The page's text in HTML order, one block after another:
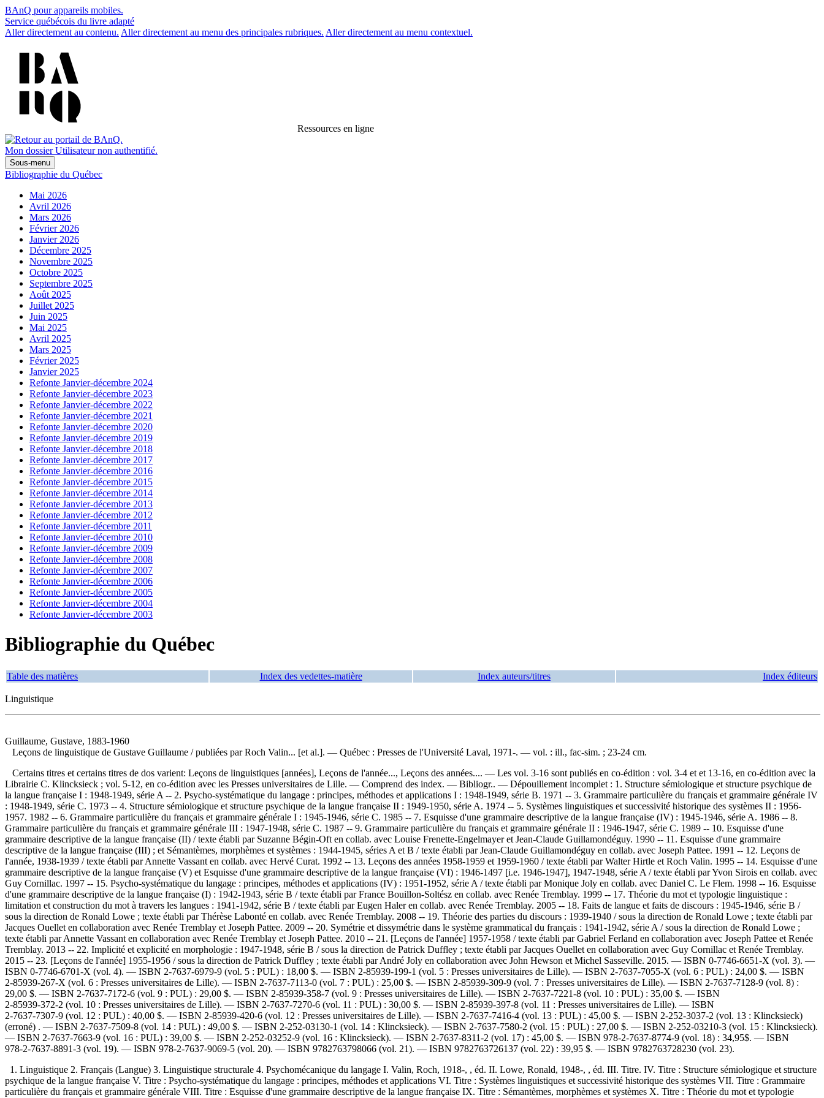
BAnQ pour appareils mobiles.
Service québécois du livre adapté
Aller directement au contenu. Aller directement au menu des principales rubriques. Aller directement au menu contextuel.
Ressources en ligne
Mon dossier Utilisateur non authentifié.
Sous-menu
Bibliographie du Québec
Mai 2026
Avril 2026
Mars 2026
Février 2026
Janvier 2026
Décembre 2025
Novembre 2025
Octobre 2025
Septembre 2025
Août 2025
Juillet 2025
Juin 2025
Mai 2025
Avril 2025
Mars 2025
Février 2025
Janvier 2025
Refonte Janvier-décembre 2024
Refonte Janvier-décembre 2023
Refonte Janvier-décembre 2022
Refonte Janvier-décembre 2021
Refonte Janvier-décembre 2020
Refonte Janvier-décembre 2019
Refonte Janvier-décembre 2018
Refonte Janvier-décembre 2017
Refonte Janvier-décembre 2016
Refonte Janvier-décembre 2015
Refonte Janvier-décembre 2014
Refonte Janvier-décembre 2013
Refonte Janvier-décembre 2012
Refonte Janvier-décembre 2011
Refonte Janvier-décembre 2010
Refonte Janvier-décembre 2009
Refonte Janvier-décembre 2008
Refonte Janvier-décembre 2007
Refonte Janvier-décembre 2006
Refonte Janvier-décembre 2005
Refonte Janvier-décembre 2004
Refonte Janvier-décembre 2003
Bibliographie du Québec
Table des matières Index des vedettes-matière Index auteurs/titres Index éditeurs
Linguistique
Guillaume, Gustave, 1883-1960
Leçons de linguistique de Gustave Guillaume / publiées par Roch Valin... [et al.]. — Québec : Presses de l'Université Laval, 1971-. — vol. : ill., fac-sim. ; 23-24 cm.
Certains titres et certains titres de dos varient: Leçons de linguistiques [années], Leçons de l'année..., Leçons des années.... — Les vol. 3-16 sont publiés en co-édition : vol. 3-4 et et 13-16, en co-édition avec la
Librairie C. Klincksieck ; vol. 5-12, en co-édition avec les Presses universitaires de Lille. — Comprend des index. — Bibliogr.. — Dépouillement incomplet : 1. Structure sémiologique et structure psychique de
la langue française I : 1948-1949, série A -- 2. Psycho-systématique du langage : principes, méthodes et applications I : 1948-1949, série B. 1971 -- 3. Grammaire particulière du français et grammaire générale IV
: 1948-1949, série C. 1973 -- 4. Structure sémiologique et structure psychique de la langue française II : 1949-1950, série A. 1974 -- 5. Systèmes linguistiques et successivité historique des systèmes II : 1956-
1957. 1982 -- 6. Grammaire particulière du français et grammaire générale I : 1945-1946, série C. 1985 -- 7. Esquisse d'une grammaire descriptive de la langue française (IV) : 1945-1946, série A. 1986 -- 8.
Grammaire particulière du français et grammaire générale III : 1947-1948, série C. 1987 -- 9. Grammaire particulière du français et grammaire générale II : 1946-1947, série C. 1989 -- 10. Esquisse d'une
grammaire descriptive de la langue française (II) / texte établi par Suzanne Bégin-Oft en collab. avec Louise Frenette-Engelmayer et Jean-Claude Guillamondéguy. 1990 -- 11. Esquisse d'une grammaire
descriptive de la langue française (III) ; et Sémantèmes, morphèmes et systèmes : 1944-1945, séries A et B / texte établi par Jean-Claude Guillamondéguy en collab. avec Joseph Pattee. 1991 -- 12. Leçons de
l'année, 1938-1939 / texte établi par Annette Vassant en collab. avec Hervé Curat. 1992 -- 13. Leçons des années 1958-1959 et 1959-1960 / texte établi par Walter Hirtle et Roch Valin. 1995 -- 14. Esquisse d'une
grammaire descriptive de la langue française (V) et Esquisse d'une grammaire descriptive de la langue française (VI) : 1946-1497 [i.e. 1946-1947], 1947-1948, série A / texte établi par Yvon Sirois en collab. avec
Guy Cornillac. 1997 -- 15. Psycho-systématique du langage : principes, méthodes et applications (IV) : 1951-1952, série A / texte établi par Monique Joly en collab. avec Daniel C. Le Flem. 1998 -- 16. Esquisse
d'une grammaire descriptive de la langue française (I) : 1942-1943, série B / texte établi par France Bouillon-Soltész en collab. avec Renée Tremblay. 1999 -- 17. Théorie du mot et typologie linguistique :
limitation et construction du mot à travers les langues : 1941-1942, série B / texte établi par Eugen Haler en collab. avec Renée Tremblay. 2005 -- 18. Faits de langue et faits de discours : 1945-1946, série B /
sous la direction de Ronald Lowe ; texte établi par Thérèse Labonté en collab. avec Renée Tremblay. 2008 -- 19. Théorie des parties du discours : 1939-1940 / sous la direction de Ronald Lowe ; texte établi par
Jacques Ouellet en collaboration avec Renée Tremblay et Joseph Pattee. 2009 -- 20. Symétrie et dissymétrie dans le système grammatical du français : 1941-1942, série A / sous la direction de Ronald Lowe ;
texte établi par Annette Vassant en collaboration avec Renée Tremblay et Joseph Pattee. 2010 -- 21. [Leçons de l'année] 1957-1958 / texte établi par Gabriel Ferland en collaboration avec Joseph Pattee et Renée
Tremblay. 2013 -- 22. Implicité et explicité en morphologie : 1947-1948, série B / sous la direction de Patrick Duffley ; texte établi par Jacques Ouellet en collaboration avec Guy Cornillac et Renée Tremblay.
2015 -- 23. [Leçons de l'année] 1955-1956 / sous la direction de Patrick Duffley ; texte établi par André Joly en collaboration avec John Hewson et Michel Sasseville. 2015. — ISBN 0-7746-6651-X (vol. 3). —
ISBN 0-7746-6701-X (vol. 4). — ISBN 2-7637-6979-9 (vol. 5 : PUL) : 18,00 $. — ISBN 2-85939-199-1 (vol. 5 : Presses universitaires de Lille). — ISBN 2-7637-7055-X (vol. 6 : PUL) : 24,00 $. — ISBN
2-85939-267-X (vol. 6 : Presses universitaires de Lille). — ISBN 2-7637-7113-0 (vol. 7 : PUL) : 25,00 $. — ISBN 2-85939-309-9 (vol. 7 : Presses universitaires de Lille). — ISBN 2-7637-7128-9 (vol. 8) :
29,00 $. — ISBN 2-7637-7172-6 (vol. 9 : PUL) : 29,00 $. — ISBN 2-85939-358-7 (vol. 9 : Presses universitaires de Lille). — ISBN 2-7637-7221-8 (vol. 10 : PUL) : 35,00 $. — ISBN
2-85939-372-2 (vol. 10 : Presses universitaires de Lille). — ISBN 2-7637-7270-6 (vol. 11 : PUL) : 30,00 $. — ISBN 2-85939-397-8 (vol. 11 : Presses universitaires de Lille). — ISBN
2-7637-7307-9 (vol. 12 : PUL) : 40,00 $. — ISBN 2-85939-420-6 (vol. 12 : Presses universitaires de Lille). — ISBN 2-7637-7416-4 (vol. 13 : PUL) : 45,00 $. — ISBN 2-252-3037-2 (vol. 13 : Klincksieck)
(erroné) . — ISBN 2-7637-7509-8 (vol. 14 : PUL) : 49,00 $. — ISBN 2-252-03130-1 (vol. 14 : Klincksieck). — ISBN 2-7637-7580-2 (vol. 15 : PUL) : 27,00 $. — ISBN 2-252-03210-3 (vol. 15 : Klincksieck).
— ISBN 2-7637-7663-9 (vol. 16 : PUL) : 39,00 $. — ISBN 2-252-03252-9 (vol. 16 : Klincksieck). — ISBN 2-7637-8311-2 (vol. 17) : 45,00 $. — ISBN 978-2-7637-8774-9 (vol. 18) : 34,95$. — ISBN
978-2-7637-8891-3 (vol. 19). — ISBN 978-2-7637-9069-5 (vol. 20). — ISBN 9782763798066 (vol. 21). — ISBN 9782763726137 (vol. 22) : 39,95 $. — ISBN 9782763728230 (vol. 23).
1. Linguistique 2. Français (Langue) 3. Linguistique structurale 4. Psychomécanique du langage I. Valin, Roch, 1918-, , éd. II. Lowe, Ronald, 1948-, , éd. III. Titre. IV. Titre : Structure sémiologique et structure
psychique de la langue française V. Titre : Psycho-systématique du langage : principes, méthodes et applications VI. Titre : Systèmes linguistiques et successivité historique des systèmes VII. Titre : Grammaire
particulière du français et grammaire générale VIII. Titre : Esquisse d'une grammaire descriptive de la langue française IX. Titre : Sémantèmes, morphèmes et systèmes X. Titre : Théorie du mot et typologie